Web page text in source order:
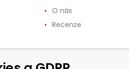
O nás
Recenze